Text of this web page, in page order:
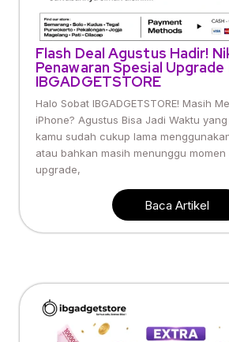
Flash Deal Agustus Hadir!
Penawaran Spesial Upgrade
IBGADGETSTORE
Halo Sobat IBGADGETSTORE! Masih
iPhone? Agustus Bisa Jadi Waktu
kamu sudah cukup lama
atau bahkan masih menunggu
upgrade,
Baca Artikel